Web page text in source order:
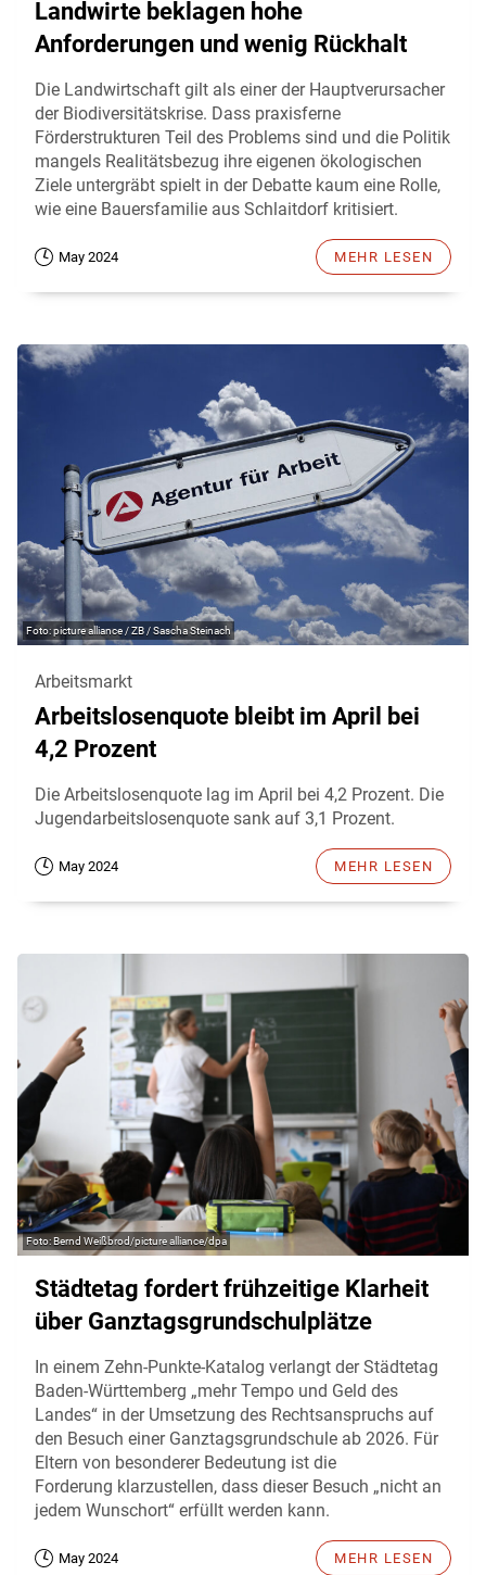
Landwirte beklagen hohe
Anforderungen und wenig Rückhalt
Die Landwirtschaft gilt als einer der Hauptverursacher
der Biodiversitätskrise. Dass praxisferne
Förderstrukturen Teil des Problems sind und die Politik
mangels Realitätsbezug ihre eigenen ökologischen
Ziele untergräbt spielt in der Debatte kaum eine Rolle,
wie eine Bauersfamilie aus Schlaitdorf kritisiert.
May 2024 MEHR LESEN
picture alliance / ZB / Sascha Steinach
Arbeitsmarkt
Arbeitslosenquote bleibt im April bei
4,2 Prozent
Die Arbeitslosenquote lag im April bei 4,2 Prozent. Die
Jugendarbeitslosenquote sank auf 3,1 Prozent.
May 2024 MEHR LESEN
Bernd Weißbrod/picture alliance/dpa
Städtetag fordert frühzeitige Klarheit
über Ganztagsgrundschulplätze
In einem Zehn-Punkte-Katalog verlangt der Städtetag
Baden-Württemberg „mehr Tempo und Geld des
Landes“ in der Umsetzung des Rechtsanspruchs auf
den Besuch einer Ganztagsgrundschule ab 2026. Für
Eltern von besonderer Bedeutung ist die
Forderung klarzustellen, dass dieser Besuch „nicht an
jedem Wunschort“ erfüllt werden kann.
May 2024 MEHR LESEN